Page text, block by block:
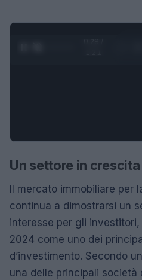
0:28 /
Un settore in crescita
Il mercato immobiliare per
continua a dimostrarsi un
interesse per gli investitori,
2024 come uno dei
d’investimento. Secondo
una delle principali società